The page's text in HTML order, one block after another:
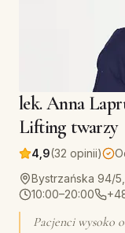
lek. Anna
Lifting twarzy
4,9(32 opinii)
Bystrzańska 94/
10:00–20:00
Pacjenci wysoko